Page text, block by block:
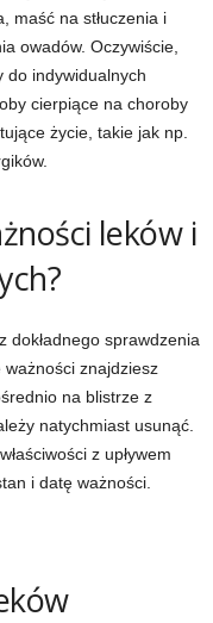
maść na stłuczenia i
owadów. Oczywiście,
do indywidualnych
cierpiące na choroby
życie, takie jak np.
leków i
dokładnego sprawdzenia
znajdziesz
na blistrze z
natychmiast usunąć.
z upływem
i datę ważności.